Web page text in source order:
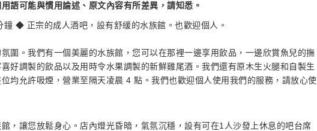
語可能與慣用論述、原文內容有所差異，請知悉。
◆ 正宗的成人酒吧，設有舒緩的水族館。也歡迎個人。
圍。我們有一個美麗的水族館，您可以在那裡一邊享用飲品，一邊欣賞魚兒的撫
好調製的飲品以及用時令水果調製的新鮮雞尾酒。我們還有原木生火腿和自製生
均允許吸煙，營業至隔天凌晨 4 點。我們也歡迎個人使用我們的服務，請放心使
，讓您放鬆身心。店內燈光昏暗，氣氛沉穩，設有可在1人沙發上休息的吧台席